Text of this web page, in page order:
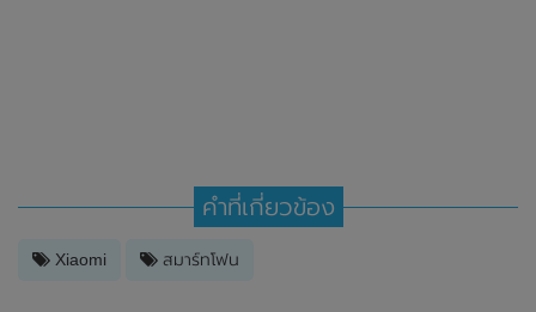
คำที่เกี่ยวข้อง
Xiaomi สมาร์ทโฟน